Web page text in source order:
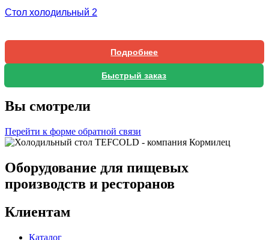
Стол холодильный 2
Подробнее
Быстрый заказ
Вы смотрели
Перейти к форме обратной связи
Оборудование для пищевых
производств и ресторанов
Клиентам
Каталог